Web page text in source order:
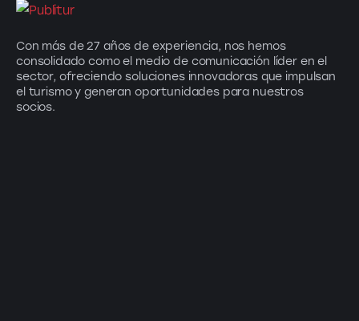
Con más de 27 años de experiencia, nos hemos
consolidado como el medio de comunicación líder en el
sector, ofreciendo soluciones innovadoras que impulsan
el turismo y generan oportunidades para nuestros
socios.